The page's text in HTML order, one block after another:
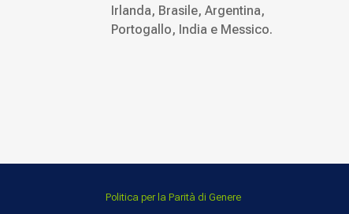
Irlanda, Brasile, Argentina,
Portogallo, India e Messico.
Politica per la Parità di Genere